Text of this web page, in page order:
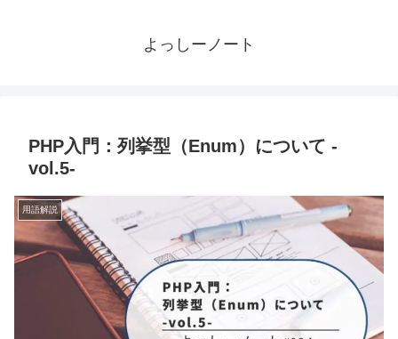
よっしーノート
PHP入門：列挙型（Enum）について -
vol.5-
用語解説